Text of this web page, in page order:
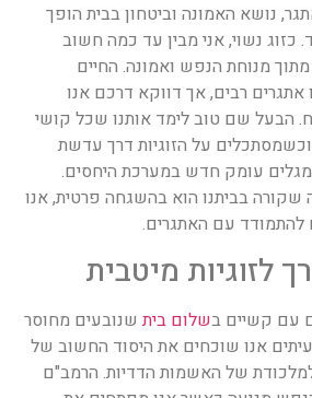
נושא האמונה וביטחון בבית הופך
כזוג נשוי, אני מבין עד כמה חשוב
מנוחת הנפש ואמונה. החיים
רבים, אך דווקא דרכם אנו
הבעל שם טוב לימד אותנו שכל קושי
על הזוגיות דרך עדשת
מגלים עומק חדש במערכת היחסים.
בביתנו הוא בהשגחה פרטית, אנו
עם האתגרים.
לזוגיות מיטבית
עם קשיים בשלום ביתשנובעים מחוסר
אנו שוכחים את היסוד החשוב של
למלכודת של האשמות הדדיות. הרמב"ם